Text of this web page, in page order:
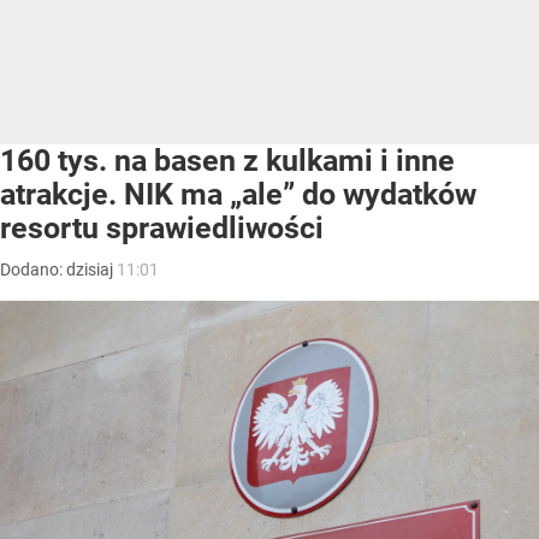
160 tys. na basen z kulkami i inne
atrakcje. NIK ma „ale” do wydatków
resortu sprawiedliwości
Dodano:dzisiaj 11:01